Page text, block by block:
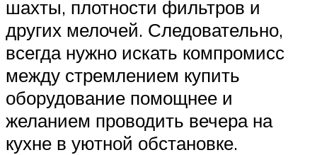
шахты, плотности фильтров и
других мелочей. Следовательно,
всегда нужно искать компромисс
между стремлением купить
оборудование помощнее и
желанием проводить вечера на
кухне в уютной обстановке.